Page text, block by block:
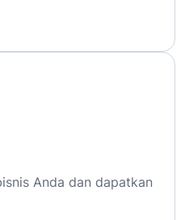
Anda dan dapatkan